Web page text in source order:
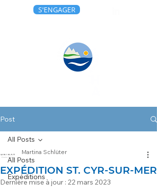
S'ENGAGER
Post
All Posts
Expéditions
All Posts
EXPÉDITION ST. CYR-SUR-MER
Martina Schlüter
Dernière mise à jour : 22 mars 2023